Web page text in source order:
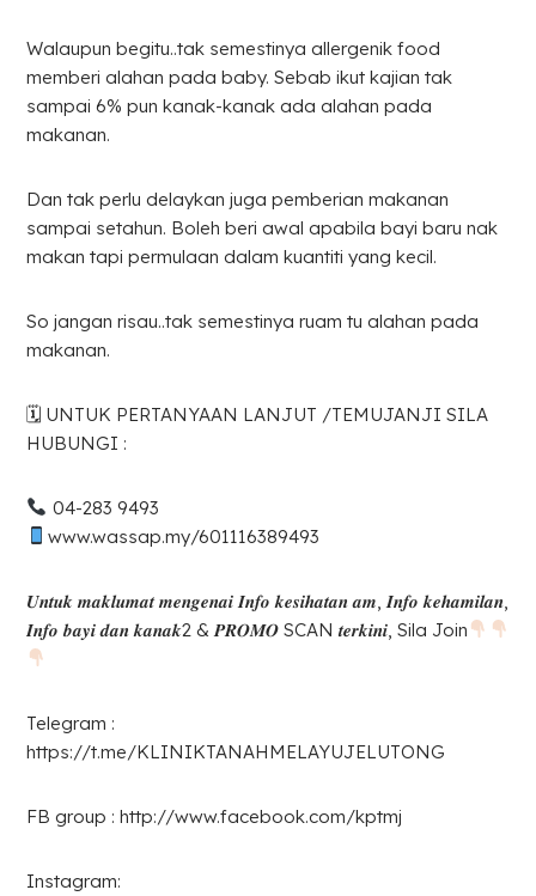
Walaupun begitu..tak semestinya allergenik food
memberi alahan pada baby. Sebab ikut kajian tak
sampai 6% pun kanak-kanak ada alahan pada
makanan.
Dan tak perlu delaykan juga pemberian makanan
sampai setahun. Boleh beri awal apabila bayi baru nak
makan tapi permulaan dalam kuantiti yang kecil.
So jangan risau..tak semestinya ruam tu alahan pada
makanan.
🗓 UNTUK PERTANYAAN LANJUT /TEMUJANJI SILA
HUBUNGI :
04-283 9493
www.wassap.my/601116389493
𝑼𝒏𝒕𝒖𝒌 𝒎𝒂𝒌𝒍𝒖𝒎𝒂𝒕 𝒎𝒆𝒏𝒈𝒆𝒏𝒂𝒊 𝑰𝒏𝒇𝒐 𝒌𝒆𝒔𝒊𝒉𝒂𝒕𝒂𝒏 𝒂𝒎, 𝑰𝒏𝒇𝒐 𝒌𝒆𝒉𝒂𝒎𝒊𝒍𝒂𝒏,
𝑰𝒏𝒇𝒐 𝒃𝒂𝒚𝒊 𝒅𝒂𝒏 𝒌𝒂𝒏𝒂𝒌2 & 𝑷𝑹𝑶𝑴𝑶 SCAN 𝒕𝒆𝒓𝒌𝒊𝒏𝒊, Sila Join
Telegram :
https://t.me/KLINIKTANAHMELAYUJELUTONG
FB group : http://www.facebook.com/kptmj
Instagram: